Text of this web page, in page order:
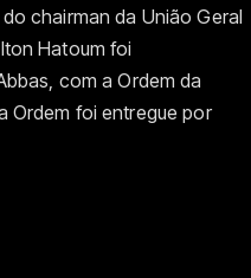
chairman da União Geral
Hatoum foi
com a Ordem da
Ordem foi entregue por